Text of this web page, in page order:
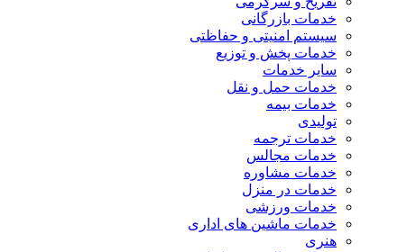
خدمات بازرگانی
سیستم امنیتی و حفاظتی
خدمات پخش و توزیع
سایر خدمات
خدمات حمل و نقل
خدمات بیمه
تولیدی
خدمات ترجمه
خدمات مجالس
خدمات مشاوره
خدمات در منزل
خدمات ورزشی
خدمات ماشین های اداری
هنری